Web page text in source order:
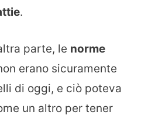
.
parte, le norme
erano sicuramente
di oggi, e ciò poteva
un altro per tener